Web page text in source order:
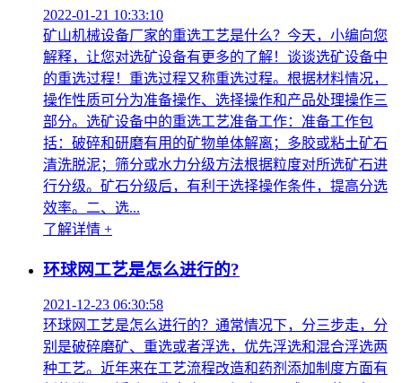
2022-01-21 10:33:10
矿山机械设备厂家的重选工艺是什么？今天，小编向您
解释，让您对选矿设备有更多的了解！谈谈选矿设备中
的重选过程！重选过程又称重选过程。根据材料情况，
操作性质可分为准备操作、选择操作和产品处理操作三
部分。选矿设备中的重选工艺准备工作：准备工作包
括：破碎和研磨有用的矿物单体解离；多胶或粘土矿石
清洗脱泥；筛分或水力分级方法根据粒度对所选矿石进
行分级。矿石分级后，有利于选择操作条件，提高分选
效率。二、选...
了解详情 +
环球网工艺是怎么进行的?
2021-12-23 06:30:58
环球网工艺是怎么进行的？通常情况下，分三步走，分
别是破碎磨矿、重选或者浮选，优先浮选和混合浮选两
种工艺。近年来在工艺流程改造和药剂添加制度方面有